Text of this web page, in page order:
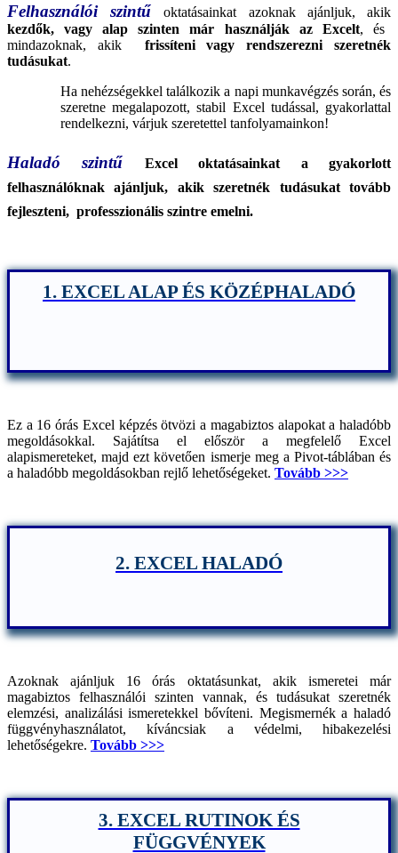
Felhasználói szintű
oktatásainkat azoknak ajánljuk, akik
kezdők, vagy alap szinten már használják az Excelt, és
mindazoknak, akik
frissíteni vagy rendszerezni szeretnék
tudásukat.
Ha nehézségekkel találkozik a napi munkavégzés során, és
szeretne megalapozott, stabil Excel tudással, gyakorlattal
rendelkezni, várjuk szeretettel tanfolyamainkon!
Haladó szintű Excel oktatásainkat a
gyakorlott
felhasználóknak ajánljuk, akik szeretnék tudásukat tovább
fejleszteni, professzionális szintre emelni.
1. EXCEL ALAP ÉS KÖZÉPHALADÓ
Ez a 16 órás Excel képzés ötvözi a magabiztos alapokat a haladóbb
megoldásokkal. Sajátítsa el először a megfelelő Excel
alapismereteket, majd ezt követően ismerje meg a Pivot-táblában és
a haladóbb megoldásokban rejlő lehetőségeket. Tovább >>>
2. EXCEL HALADÓ
Azoknak ajánljuk 16 órás oktatásunkat, akik ismeretei már
magabiztos felhasználói szinten vannak, és tudásukat szeretnék
elemzési, analizálási ismeretekkel bővíteni. Megismernék a haladó
függvényhasználatot, kíváncsiak a védelmi, hibakezelési
lehetőségekre. Tovább >>>
3. EXCEL RUTINOK ÉS
FÜGGVÉNYEK